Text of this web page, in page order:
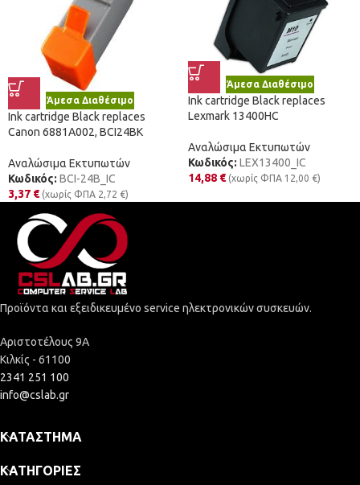
Άμεσα Διαθέσιμο
Ink cartridge Black replaces
Canon 6881A002, BCI24BK
Αναλώσιμα Εκτυπωτών
Κωδικός: BCI-24B_IC
3,37 € (χωρίς ΦΠΑ 2,72 €)
Άμεσα Διαθέσιμο
Ink cartridge Black replaces
Lexmark 13400HC
Αναλώσιμα Εκτυπωτών
Κωδικός: LEX13400_IC
14,88 € (χωρίς ΦΠΑ 12,00 €)
Προϊόντα και εξειδικευμένο service ηλεκτρονικών συσκευών.
Αριστοτέλους 9Α
Κιλκίς - 61100
2341 251 100
info@cslab.gr
ΚΑΤΆΣΤΗΜΑ
ΚΑΤΗΓΟΡΊΕΣ